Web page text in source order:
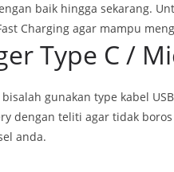
baik hingga sekarang.
Charging agar mampu
Type C /
gunakan type kabel
dengan teliti agar tidak
anda.